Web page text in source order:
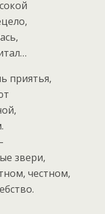
приятья,
звери,
честном,